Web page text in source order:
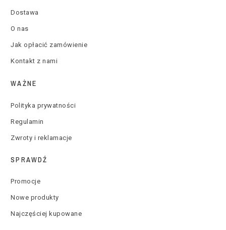
Dostawa
O nas
Jak opłacić zamówienie
Kontakt z nami
WAŻNE
Polityka prywatności
Regulamin
Zwroty i reklamacje
SPRAWDŹ
Promocje
Nowe produkty
Najczęściej kupowane